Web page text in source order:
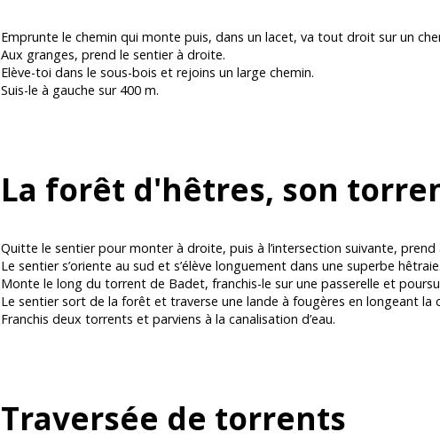
Emprunte le chemin qui monte puis, dans un lacet, va tout droit sur un
Aux granges, prend le sentier à droite.
Elève-toi dans le sous-bois et rejoins un large chemin.
Suis-le à gauche sur 400 m.
La forêt d'hêtres, son
Quitte le sentier pour monter à droite, puis à l’intersection suivante, prend
Le sentier s’oriente au sud et s’élève longuement dans une superbe hêtraie.
Monte le long du torrent de Badet, franchis-le sur une passerelle et
Le sentier sort de la forêt et traverse une lande à fougères en longeant la
Franchis deux torrents et parviens à la canalisation d’eau.
Traversée de torrents